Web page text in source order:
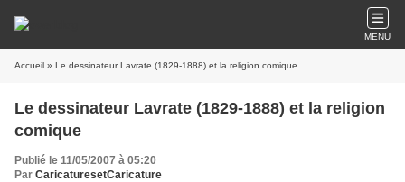
MENU
Accueil » Le dessinateur Lavrate (1829-1888) et la religion comique
Le dessinateur Lavrate (1829-1888) et la religion
comique
Publié le 11/05/2007 à 05:20
Par CaricaturesetCaricature